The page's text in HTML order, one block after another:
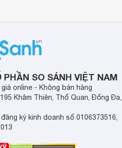
PHẦN SO SÁNH VIỆT NAM
online - Không bán hàng
Khâm Thiên, Thổ Quan, Đống Đa,
ký kinh doanh số 0106373516,